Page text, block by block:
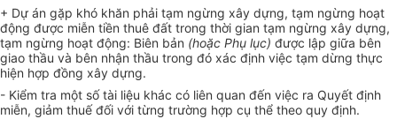
+ Dự án gặp khó khăn phải tạm ngừng xây dựng, tạm ngừng hoạt
động được miễn tiền thuê đất trong thời gian tạm ngừng xây dựng,
tạm ngừng hoạt động: Biên bản (hoặc Phụ lục) được lập giữa bên
giao thầu và bên nhận thầu trong đó xác định việc tạm dừng thực
hiện hợp đồng xây dựng.
- Kiểm tra một số tài liệu khác có liên quan đến việc ra Quyết định
miễn, giảm thuế đối với từng trường hợp cụ thể theo quy định.